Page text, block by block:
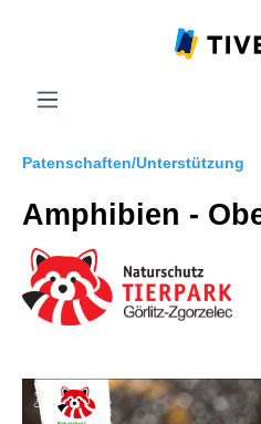
Patenschaften/Unterstützung
Amphibien -